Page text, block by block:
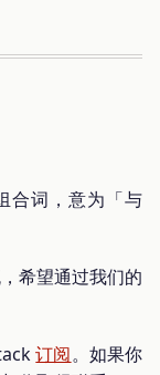
合词，意为「与
希望通过我们的
订阅。如果你